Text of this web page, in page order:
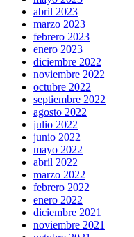
abril 2023
marzo 2023
febrero 2023
enero 2023
diciembre 2022
noviembre 2022
octubre 2022
septiembre 2022
agosto 2022
julio 2022
junio 2022
mayo 2022
abril 2022
marzo 2022
febrero 2022
enero 2022
diciembre 2021
noviembre 2021